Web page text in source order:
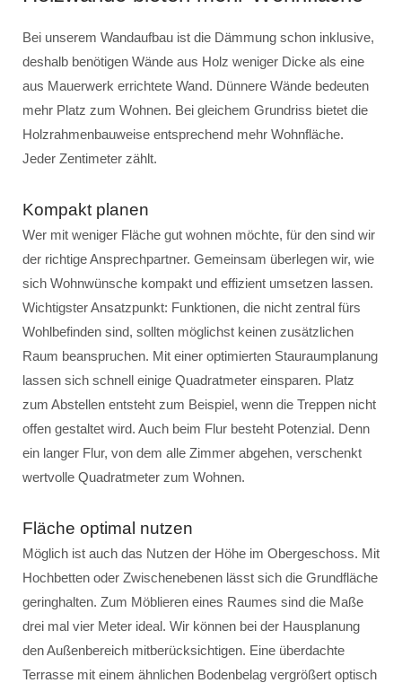
Bei unserem Wandaufbau ist die Dämmung schon inklusive,
deshalb benötigen Wände aus Holz weniger Dicke als eine
aus Mauerwerk errichtete Wand. Dünnere Wände bedeuten
mehr Platz zum Wohnen. Bei gleichem Grundriss bietet die
Holzrahmenbauweise entsprechend mehr Wohnfläche.
Jeder Zentimeter zählt.
Kompakt planen
Wer mit weniger Fläche gut wohnen möchte, für den sind wir
der richtige Ansprechpartner. Gemeinsam überlegen wir, wie
sich Wohnwünsche kompakt und effizient umsetzen lassen.
Wichtigster Ansatzpunkt: Funktionen, die nicht zentral fürs
Wohlbefinden sind, sollten möglichst keinen zusätzlichen
Raum beanspruchen. Mit einer optimierten Stauraumplanung
lassen sich schnell einige Quadratmeter einsparen. Platz
zum Abstellen entsteht zum Beispiel, wenn die Treppen nicht
offen gestaltet wird. Auch beim Flur besteht Potenzial. Denn
ein langer Flur, von dem alle Zimmer abgehen, verschenkt
wertvolle Quadratmeter zum Wohnen.
Fläche optimal nutzen
Möglich ist auch das Nutzen der Höhe im Obergeschoss. Mit
Hochbetten oder Zwischenebenen lässt sich die Grundfläche
geringhalten. Zum Möblieren eines Raumes sind die Maße
drei mal vier Meter ideal. Wir können bei der Hausplanung
den Außenbereich mitberücksichtigen. Eine überdachte
Terrasse mit einem ähnlichen Bodenbelag vergrößert optisch